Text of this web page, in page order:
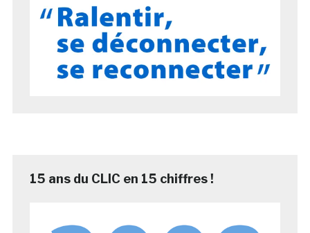
15 ans du CLIC en 15 chiffres !